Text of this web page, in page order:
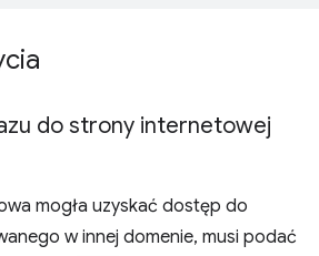
do strony internetowej
mogła uzyskać dostęp do
w innej domenie, musi podać